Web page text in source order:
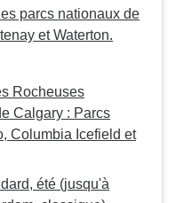
parcs nationaux de
et Waterton.
Rocheuses
Calgary : Parcs
Columbia Icefield et
été (jusqu'à